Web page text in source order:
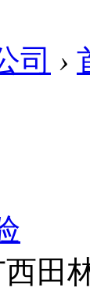
司 ›
田